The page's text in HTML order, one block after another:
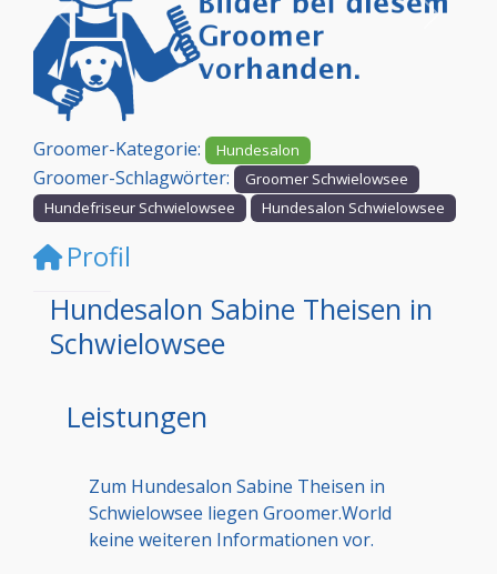
Vorheriges
Groomer-Kategorie: Hundesalon
Groomer-Schlagwörter:
Groomer Schwielowsee
Hundefriseur Schwielowsee
Hundesalon Schwielowsee
Profil
Hundesalon Sabine Theisen in
Schwielowsee
Leistungen
Zum Hundesalon Sabine Theisen in
Schwielowsee liegen Groomer.World
keine weiteren Informationen vor.